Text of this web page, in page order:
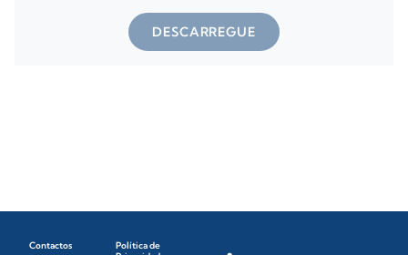
DESCARREGUE
Contactos
Política de